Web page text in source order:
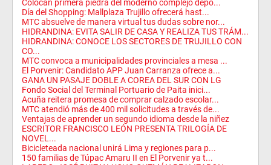
Colocan primera piedra del moderno complejo depo...
Día del Shopping: Mallplaza Trujillo ofrecerá hast...
MTC absuelve de manera virtual tus dudas sobre nor...
HIDRANDINA: EVITA SALIR DE CASA Y REALIZA TUS TRÁM...
HIDRANDINA: CONOCE LOS SECTORES DE TRUJILLO CON
CO...
MTC convoca a municipalidades provinciales a mesa ...
El Porvenir: Candidato APP Juan Carranza ofrece a...
GANA UN PASAJE DOBLE A COREA DEL SUR CON LG
Fondo Social del Terminal Portuario de Paita inici...
Acuña reitera promesa de comprar calzado escolar...
MTC atendió más de 400 mil solicitudes a través de...
Ventajas de aprender un segundo idioma desde la niñez
ESCRITOR FRANCISCO LEÓN PRESENTA TRILOGÍA DE
NOVEL...
Bicicleteada nacional unirá Lima y regiones para p...
150 familias de Túpac Amaru II en El Porvenir ya t...